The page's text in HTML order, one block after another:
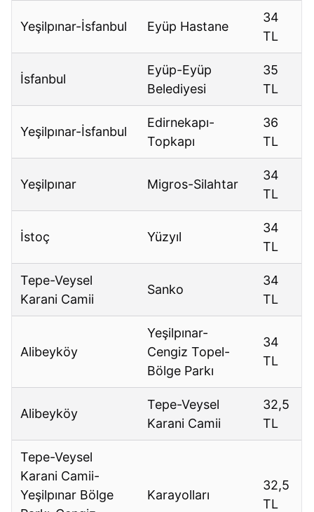
Yeşilpınar-İsfanbul Eyüp Hastane
34
TL
İsfanbul
Eyüp-Eyüp
Belediyesi
35
TL
Yeşilpınar-İsfanbul
Edirnekapı-
Topkapı
36
TL
Yeşilpınar Migros-Silahtar
34
TL
İstoç Yüzyıl
34
TL
Tepe-Veysel
Karani Camii
Sanko
34
TL
Alibeyköy
Yeşilpınar-
Cengiz Topel-
Bölge Parkı
34
TL
Alibeyköy
Tepe-Veysel
Karani Camii
32,5
TL
Tepe-Veysel
Karani Camii-
Yeşilpınar Bölge
Karayolları
32,5
TL